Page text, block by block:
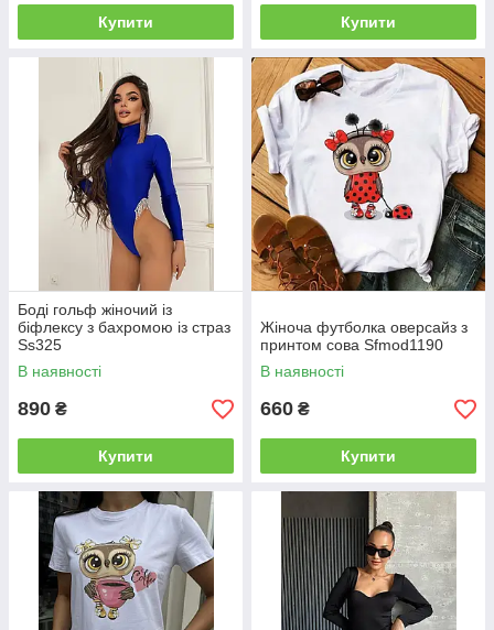
Купити Купити
Боді гольф жіночий із
біфлексу з бахромою із страз
Ss325
В наявності
890 ₴
Купити
Жіноча футболка оверсайз з
принтом сова Sfmod1190
В наявності
660 ₴
Купити